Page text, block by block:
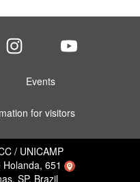
Events
for visitors
/ UNICAMP
651
SP, Brazil